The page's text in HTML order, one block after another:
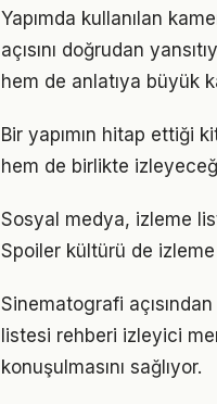
Yapımda kullanılan
açısını doğrudan
hem de anlatıya büyük
Bir yapımın hitap ettiği
hem de birlikte
Sosyal medya, izleme
Spoiler kültürü de izleme
Sinematografi
listesi rehberi izleyici
konuşulmasını sağlıyor.